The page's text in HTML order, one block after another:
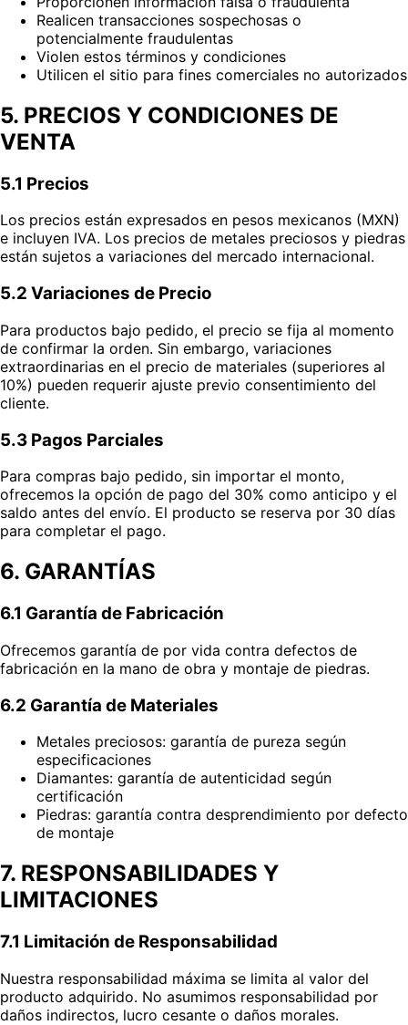
Realicen transacciones sospechosas o
potencialmente fraudulentas
Violen estos términos y condiciones
Utilicen el sitio para fines comerciales no autorizados
5. PRECIOS Y CONDICIONES DE
VENTA
5.1 Precios
Los precios están expresados en pesos mexicanos (MXN)
e incluyen IVA. Los precios de metales preciosos y piedras
están sujetos a variaciones del mercado internacional.
5.2 Variaciones de Precio
Para productos bajo pedido, el precio se fija al momento
de confirmar la orden. Sin embargo, variaciones
extraordinarias en el precio de materiales (superiores al
10%) pueden requerir ajuste previo consentimiento del
cliente.
5.3 Pagos Parciales
Para compras bajo pedido, sin importar el monto,
ofrecemos la opción de pago del 30% como anticipo y el
saldo antes del envío. El producto se reserva por 30 días
para completar el pago.
6. GARANTÍAS
6.1 Garantía de Fabricación
Ofrecemos garantía de por vida contra defectos de
fabricación en la mano de obra y montaje de piedras.
6.2 Garantía de Materiales
Metales preciosos: garantía de pureza según
especificaciones
Diamantes: garantía de autenticidad según
certificación
Piedras: garantía contra desprendimiento por defecto
de montaje
7. RESPONSABILIDADES Y
LIMITACIONES
7.1 Limitación de Responsabilidad
Nuestra responsabilidad máxima se limita al valor del
producto adquirido. No asumimos responsabilidad por
daños indirectos, lucro cesante o daños morales.